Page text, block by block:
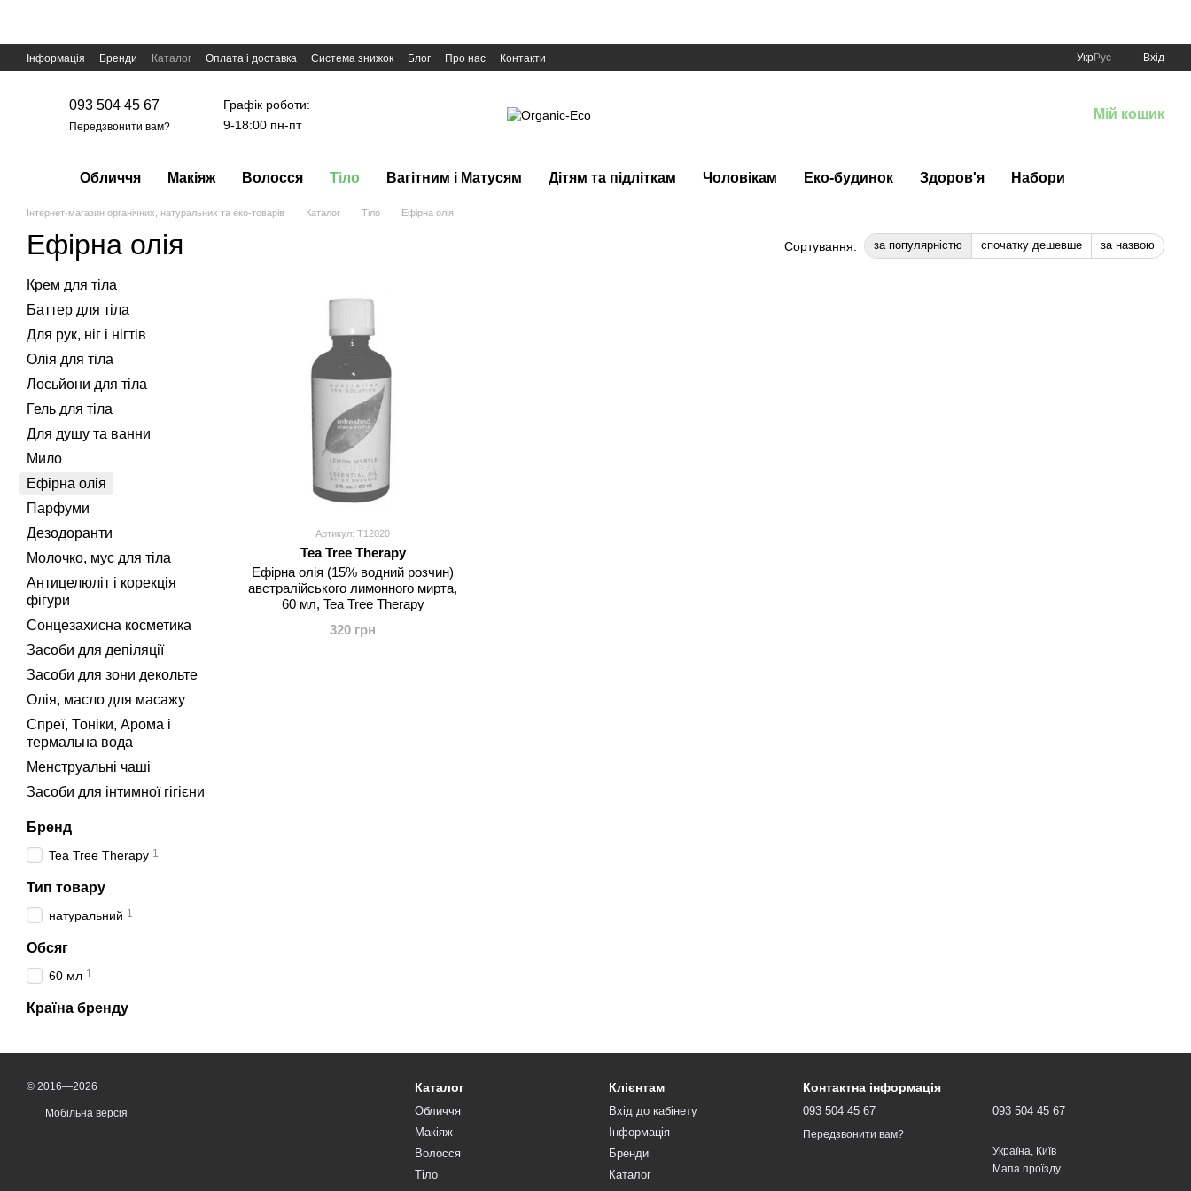
Інформація Бренди Каталог Оплата і доставка Система знижок Блог Про нас Контакти УкрРус Вхід
093 504 45 67
Передзвонити вам?
Графік роботи:
9-18:00 пн-пт
Мій кошик
Обличчя Макіяж Волосся Тіло Вагітним і Матусям Дітям та підліткам Чоловікам Еко-будинок Здоров'я Набори
Інтернет-магазин органічних, натуральних та еко-товарів Каталог Тіло Ефірна олія
Ефірна олія Сортування: за популярністю спочатку дешевше за назвою
Артикул: Т12020
Tea Tree Therapy
Ефірна олія (15% водний розчин)
австралійського лимонного мирта,
60 мл, Tea Tree Therapy
320 грн
Крем для тіла
Баттер для тіла
Для рук, ніг і нігтів
Олія для тіла
Лосьйони для тіла
Гель для тіла
Для душу та ванни
Мило
Ефірна олія
Парфуми
Дезодоранти
Молочко, мус для тіла
Антицелюліт і корекція
фігури
Сонцезахисна косметика
Засоби для депіляції
Засоби для зони декольте
Олія, масло для масажу
Спреї, Тоніки, Арома і
термальна вода
Менструальні чаші
Засоби для інтимної гігієни
Бренд
Tea Tree Therapy 1
Тип товару
натуральний 1
Обсяг
60 мл 1
Країна бренду
© 2016—2026
Мобільна версія
Каталог
Обличчя
Макіяж
Волосся
Тіло
Клієнтам
Вхід до кабінету
Інформація
Бренди
Каталог
Контактна інформація
093 504 45 67
Передзвонити вам?
093 504 45 67
Україна, Київ
Мапа проїзду